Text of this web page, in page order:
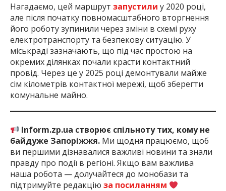
Нагадаємо, цей маршрут запустили у 2020 році,
але після початку повномасштабного вторгнення
його роботу зупинили через зміни в схемі руху
електротранспорту та безпекову ситуацію. У
міськраді зазначають, що під час простою на
окремих ділянках почали красти контактний
провід. Через це у 2025 році демонтували майже
сім кілометрів контактної мережі, щоб зберегти
комунальне майно.
Inform.zp.ua створює спільноту тих, кому не
байдуже Запоріжжя. Ми щодня працюємо, щоб
ви першими дізнавалися важливі новини та знали
правду про події в регіоні. Якщо вам важлива
наша робота — долучайтеся до монобази та
підтримуйте редакцію за посиланням